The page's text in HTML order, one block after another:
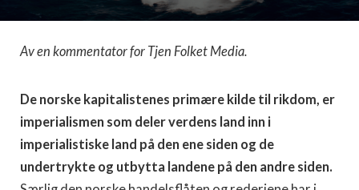
Av en kommentator for Tjen Folket Media.
De norske kapitalistenes primære kilde til rikdom, er
imperialismen som deler verdens land inn i
imperialistiske land på den ene siden og de
undertrykte og utbytta landene på den andre siden.